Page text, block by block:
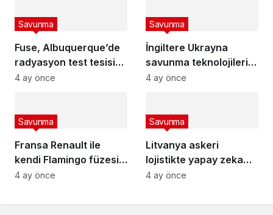
Fuse, Albuquerque’de
radyasyon test tesisi
kuruyor
Savunma
4 ay önce
İngiltere Ukrayna
savunma teknolojilerini
entegre edecek
Savunma
4 ay önce
Fransa Renault ile
kendi Flamingo füzesini
geliştirecek
Savunma
4 ay önce
Litvanya askeri
lojistikte yapay zeka
dönemini başlatıyor
Savunma
4 ay önce